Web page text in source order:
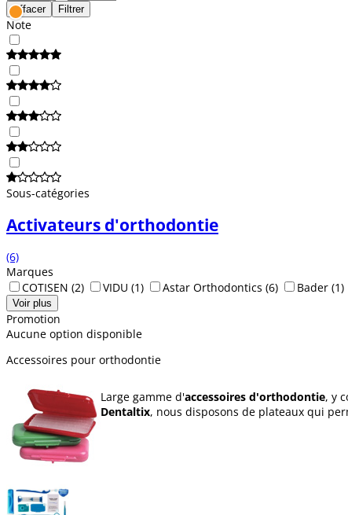
Effacer Filtrer
Note
Sous-catégories
Activateurs d'orthodontie
(6)
Marques
COTISEN (2) VIDU (1) Astar Orthodontics (6) Bader (1)
Voir plus
Promotion
Aucune option disponible
Accessoires pour orthodontie
Large gamme d'accessoires d'orthodontie, y
Dentaltix, nous disposons de plateaux qui